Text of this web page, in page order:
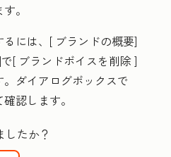
。
るには、[ ブランドの概要]
[ ブランドボイスを削除]
ダイアログボックスで
認します。
したか？